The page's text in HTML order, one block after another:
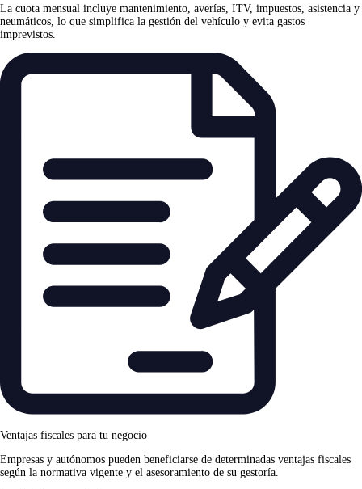
La cuota mensual incluye mantenimiento, averías, ITV, impuestos, asistencia y
neumáticos, lo que simplifica la gestión del vehículo y evita gastos
imprevistos.
Ventajas fiscales para tu negocio
Empresas y autónomos pueden beneficiarse de determinadas ventajas fiscales
según la normativa vigente y el asesoramiento de su gestoría.